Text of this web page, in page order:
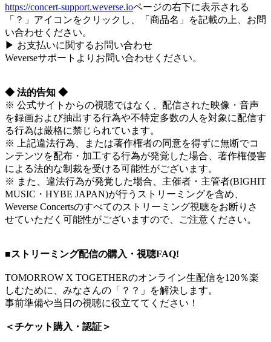
https://concert-support.weverse.ioページの右下に表示される
「？」アイコンをクリックし、「商品名」を記載の上、お問
い合わせください。
▶ お支払いに関するお問い合わせ
Weverseサポートよりお問い合わせください。
◆ 法的告知 ◆
※ 公式サイトからの視聴ではなく、配信された映像・音声
を録画および抽出する行為や不特定多数の人を対象に配信す
る行為は厳格に禁じられています。
※ 上記違法行為、または著作権者の同意を得ずに無断でコ
ンテンツを配布・加工する行為が発覚した場合、著作権侵害
による法的な制裁を受ける可能性がございます。
※ また、違法行為が発覚した場合、主催者・主管者(BIGHIT
MUSIC・HYBE JAPAN)が行うストリーミングを含め、
Weverse Concertsのすべてのストリーミング視聴をお断りさ
せていただく可能性がございますので、ご注意ください。
■ストリーミング配信の購入・視聴FAQ!​
TOMORROW X TOGETHERのオンライン生配信を120％楽
しむために、みなさんの「？？」を解決します。
事前準備や当日の視聴に役立ててください！​
＜チケット購入・認証​＞